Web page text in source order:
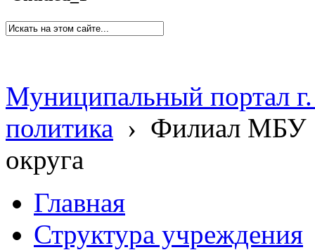
Муниципальный портал
политика › Филиал МБУ
округа
Главная
Структура учреждения